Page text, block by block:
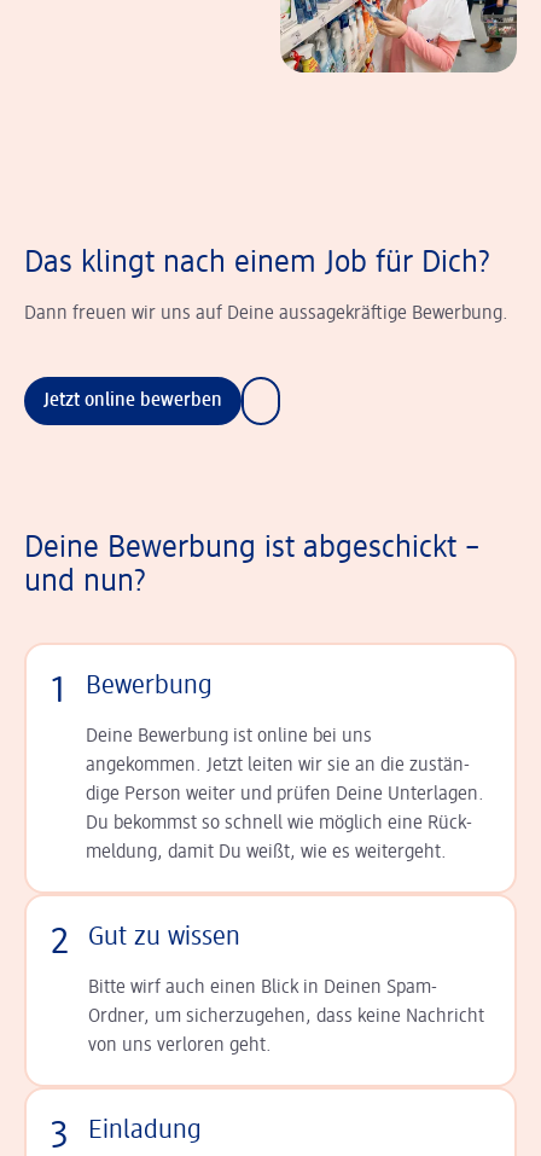
Das klingt nach einem Job für Dich?
Dann freuen wir uns auf Deine aussagekräftige Bewerbung.
Jetzt online bewerben
Deine Bewerbung ist abgeschickt –
und nun?
1 Bewerbung
Deine Bewerbung ist online bei uns
angekommen. Jetzt leiten wir sie an die zu­stän­
dige Person weiter und prüfen Deine Unterlagen.
Du bekommst so schnell wie möglich eine Rück­
meldung, damit Du weißt, wie es weitergeht.
2 Gut zu wissen
Bitte wirf auch einen Blick in Deinen Spam-
Ordner, um sicherzugehen, dass keine Nachricht
von uns verloren geht.
3 Einladung